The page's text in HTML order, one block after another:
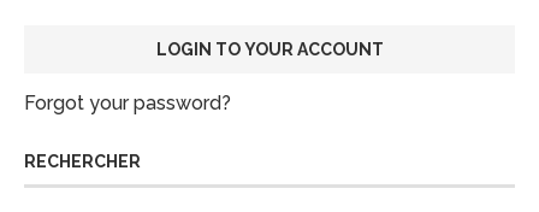
Forgot your password?
RECHERCHER